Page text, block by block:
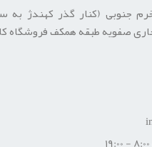
جنوبی (کنار گذر کهندژ
صفویه طبقه همکف فروشگاه